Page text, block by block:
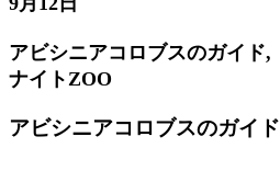
アビシニアコロブスのガイド,
ナイトZOO
アビシニアコロブスのガイド